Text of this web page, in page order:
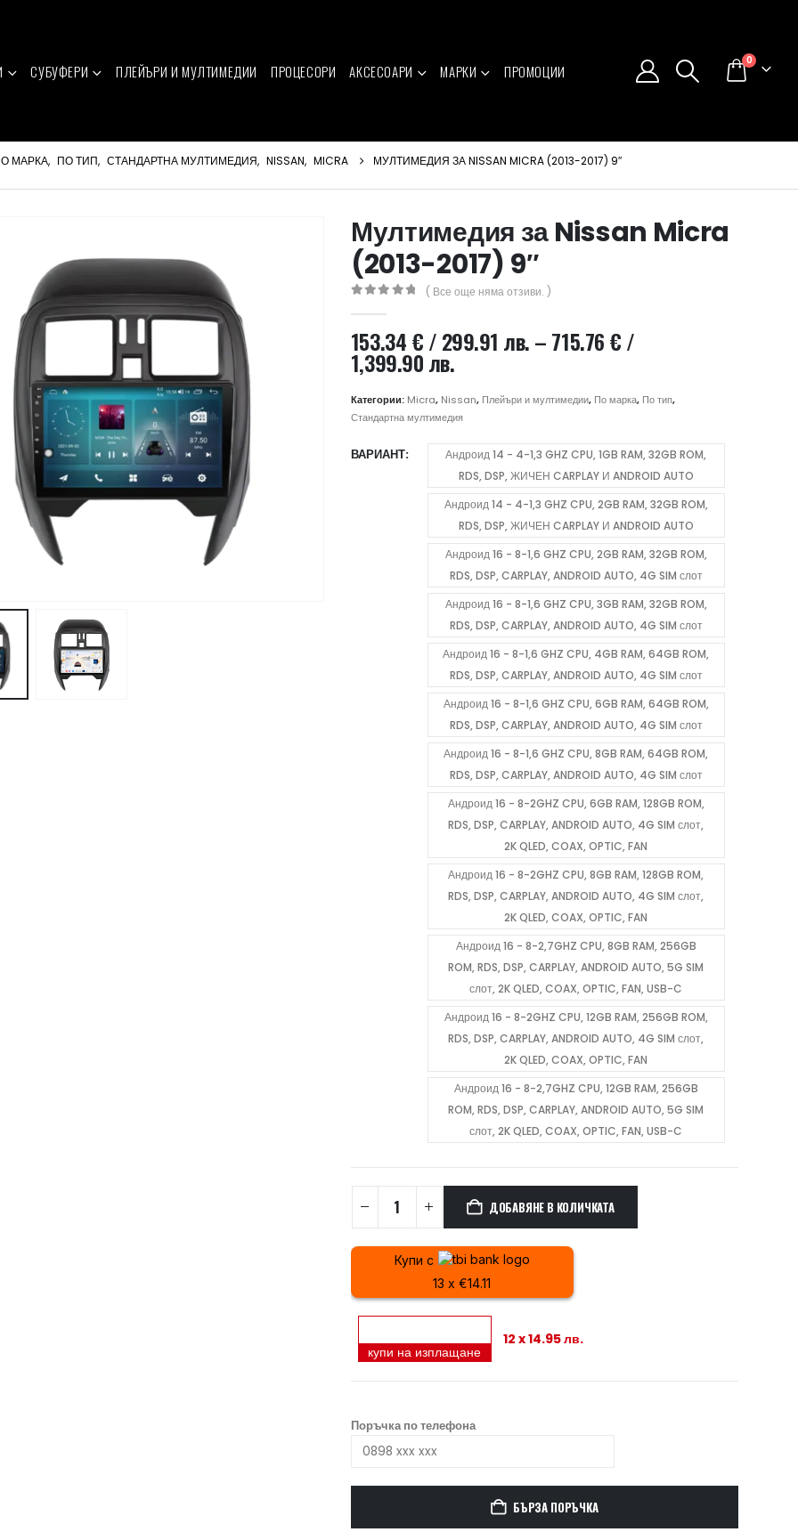
СУБУФЕРИ ПЛЕЙЪРИ И МУЛТИМЕДИИ ПРОЦЕСОРИ АКСЕСОАРИ МАРКИ ПРОМОЦИИ
0
МАРКА, ПО ТИП, СТАНДАРТНА МУЛТИМЕДИЯ, NISSAN, MICRA МУЛТИМЕДИЯ ЗА NISSAN MICRA (2013-2017) 9″
Мултимедия за Nissan Micra
(2013-2017) 9″
( Все още няма отзиви. )
153.34€/ 299.91 лв.–715.76€/
1,399.90 лв.Price
range:
153.34 €
/
299.91 лв.
through
715.76 €
/
1,399.90 лв.
Категории: Micra, Nissan, Плейъри и мултимедии, По марка, По тип,
Стандартна мултимедия
ВАРИАНТ
Андроид 14 - 4-1,3 GHZ CPU, 1GB RAM, 32GB ROM,
RDS, DSP, ЖИЧЕН CARPLAY И ANDROID AUTO
Андроид 14 - 4-1,3 GHZ CPU, 2GB RAM, 32GB ROM,
RDS, DSP, ЖИЧЕН CARPLAY И ANDROID AUTO
Андроид 16 - 8-1,6 GHZ CPU, 2GB RAM, 32GB ROM,
RDS, DSP, CARPLAY, ANDROID AUTO, 4G SIM слот
Андроид 16 - 8-1,6 GHZ CPU, 3GB RAM, 32GB ROM,
RDS, DSP, CARPLAY, ANDROID AUTO, 4G SIM слот
Андроид 16 - 8-1,6 GHZ CPU, 4GB RAM, 64GB ROM,
RDS, DSP, CARPLAY, ANDROID AUTO, 4G SIM слот
Андроид 16 - 8-1,6 GHZ CPU, 6GB RAM, 64GB ROM,
RDS, DSP, CARPLAY, ANDROID AUTO, 4G SIM слот
Андроид 16 - 8-1,6 GHZ CPU, 8GB RAM, 64GB ROM,
RDS, DSP, CARPLAY, ANDROID AUTO, 4G SIM слот
Андроид 16 - 8-2GHZ CPU, 6GB RAM, 128GB ROM,
RDS, DSP, CARPLAY, ANDROID AUTO, 4G SIM слот,
2K QLED, COAX, OPTIC, FAN
Андроид 16 - 8-2GHZ CPU, 8GB RAM, 128GB ROM,
RDS, DSP, CARPLAY, ANDROID AUTO, 4G SIM слот,
2K QLED, COAX, OPTIC, FAN
Андроид 16 - 8-2,7GHZ CPU, 8GB RAM, 256GB
ROM, RDS, DSP, CARPLAY, ANDROID AUTO, 5G SIM
слот, 2K QLED, COAX, OPTIC, FAN, USB-C
Андроид 16 - 8-2GHZ CPU, 12GB RAM, 256GB ROM,
RDS, DSP, CARPLAY, ANDROID AUTO, 4G SIM слот,
2K QLED, COAX, OPTIC, FAN
Андроид 16 - 8-2,7GHZ CPU, 12GB RAM, 256GB
ROM, RDS, DSP, CARPLAY, ANDROID AUTO, 5G SIM
слот, 2K QLED, COAX, OPTIC, FAN, USB-C
ДОБАВЯНЕ В КОЛИЧКАТА
Купи с
13 x €14.11
купи на изплащане
12 x 14.95 лв.
Поръчка по телефона
БЪРЗА ПОРЪЧКА